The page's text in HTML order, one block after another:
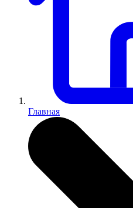
Главная